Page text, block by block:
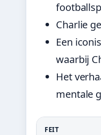
Charlie
Een
waarbij
Het
mentale
FEIT